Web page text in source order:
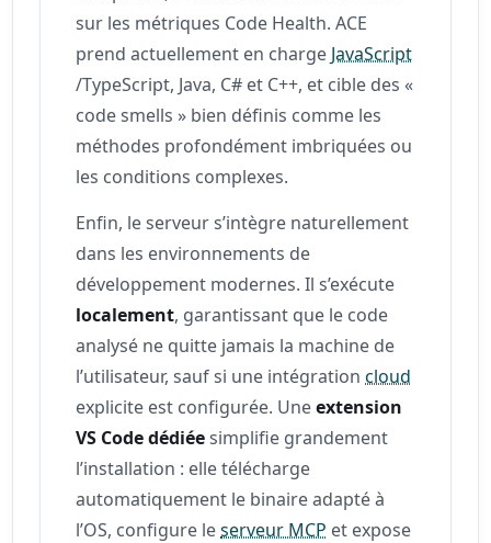
sur les métriques Code Health. ACE
prend actuellement en charge JavaScript
/TypeScript, Java, C# et C++, et cible des «
code smells » bien définis comme les
méthodes profondément imbriquées ou
les conditions complexes.
Enfin, le serveur s’intègre naturellement
dans les environnements de
développement modernes. Il s’exécute
localement, garantissant que le code
analysé ne quitte jamais la machine de
l’utilisateur, sauf si une intégrationcloud
explicite est configurée. Uneextension
VS Code dédiéesimplifie grandement
l’installation : elle télécharge
automatiquement le binaire adapté à
l’OS, configure leserveur MCP et expose